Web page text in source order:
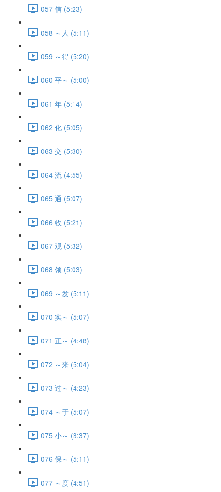
057 信 (5:23)
058 ～人 (5:11)
059 ～得 (5:20)
060 平～ (5:00)
061 年 (5:14)
062 化 (5:05)
063 交 (5:30)
064 流 (4:55)
065 通 (5:07)
066 收 (5:21)
067 观 (5:32)
068 领 (5:03)
069 ～发 (5:11)
070 实～ (5:07)
071 正～ (4:48)
072 ～来 (5:04)
073 过～ (4:23)
074 ～于 (5:07)
075 小～ (3:37)
076 保～ (5:11)
077 ～度 (4:51)